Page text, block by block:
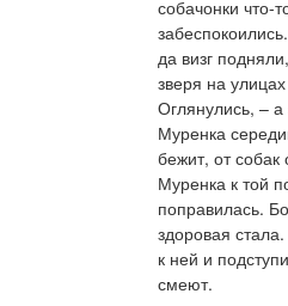
собачонки что-
да визг
зверя на
Оглянулись, – а
Муренка
бежит, от собак
Муренка к той
поправилась.
здоровая
к ней и
смеют.